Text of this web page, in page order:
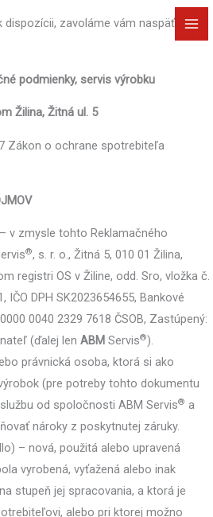
zavoláme vám naspäť!
podmienky, servis výrobku
Žilina, Žitná ul. 5
Zákon o ochrane spotrebiteľa
v zmysle tohto Reklamačného
®, s. r. o., Žitná 5, 010 01 Žilina,
registri OS v Žiline, odd. Sro, vložka č.
IČO DPH SK2023654655, Bankové
0040 2329 7618 ČSOB, Zastúpený:
(ďalej len ABM Servis®).
právnická osoba, ktorá si ako
(pre potreby tohto dokumentu
od spoločnosti ABM Servis® a
nároky z poskytnutej záruky.
– nová, použitá alebo upravená
vyrobená, vyťažená alebo inak
stupeň jej spracovania, a ktorá je
alebo pri ktorej možno